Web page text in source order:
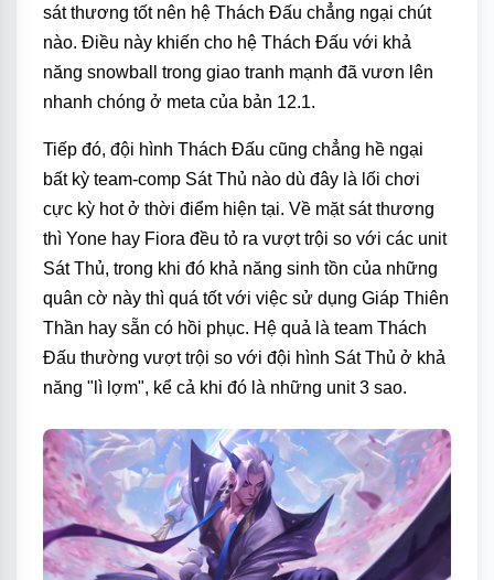
sát thương tốt nên hệ Thách Đấu chẳng ngại chút
nào. Điều này khiến cho hệ Thách Đấu với khả
năng snowball trong giao tranh mạnh đã vươn lên
nhanh chóng ở meta của bản 12.1.
Tiếp đó, đội hình Thách Đấu cũng chẳng hề ngại
bất kỳ team-comp Sát Thủ nào dù đây là lối chơi
cực kỳ hot ở thời điểm hiện tại. Về mặt sát thương
thì Yone hay Fiora đều tỏ ra vượt trội so với các unit
Sát Thủ, trong khi đó khả năng sinh tồn của những
quân cờ này thì quá tốt với việc sử dụng Giáp Thiên
Thần hay sẵn có hồi phục. Hệ quả là team Thách
Đấu thường vượt trội so với đội hình Sát Thủ ở khả
năng "lì lợm", kể cả khi đó là những unit 3 sao.